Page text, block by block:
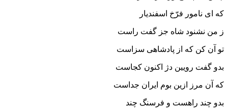
که اى نامور فرّخ اسفندیار
ز من نشنود شاه جز گفت راست
تو آن کن که از پادشاهى سزاست‏
بدو گفت رویین دژ اکنون کجاست
که آن مرز ازین بوم ایران جداست‏
بدو چند راهست و فرسنگ چند